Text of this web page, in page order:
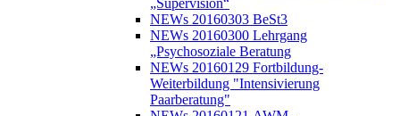
NEWs 20160303 BeSt3
NEWs 20160300 Lehrgang
„Psychosoziale Beratung
NEWs 20160129 Fortbildung-
Weiterbildung "Intensivierung
Paarberatung"